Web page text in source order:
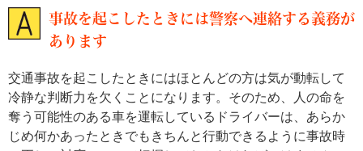
事故を起こしたときには警察へ連絡する義務が
あります
交通事故を起こしたときにはほとんどの方は気が動転して
冷静な判断力を欠くことになります。そのため、人の命を
奪う可能性のある車を運転しているドライバーは、あらか
じめ何かあったときでもきちんと行動できるように事故時